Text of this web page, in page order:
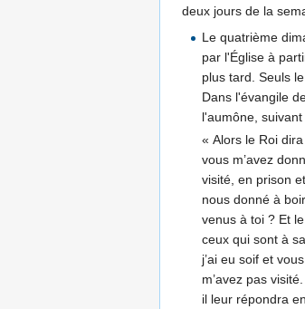
deux jours de la
Le quatrième
par l'Église à
plus tard. Seuls
Dans l'évangile
l'aumône,
« Alors le Roi
vous m’avez
visité, en prison
nous donné à
venus à toi ? Et
ceux qui sont à
j’ai eu soif et
m’avez pas
il leur répondra